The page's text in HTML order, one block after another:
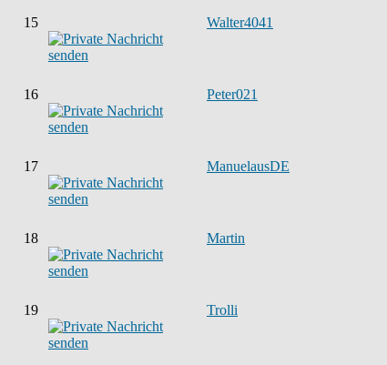
15 Walter4041
16 Peter021
17 ManuelausDE
18 Martin
19 Trolli